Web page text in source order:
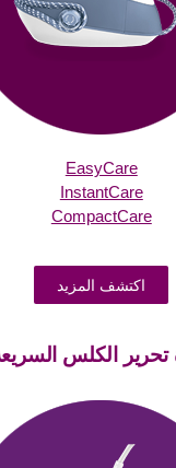
EasyCare
InstantCare
CompactCare
اكتشف المزيد
تحرير الكلس السريعة